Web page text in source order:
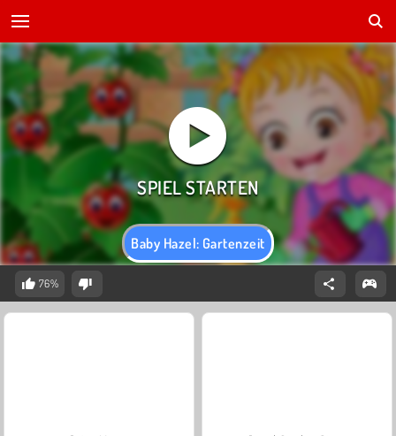
Baby Hazel: Gartenzeit
76%